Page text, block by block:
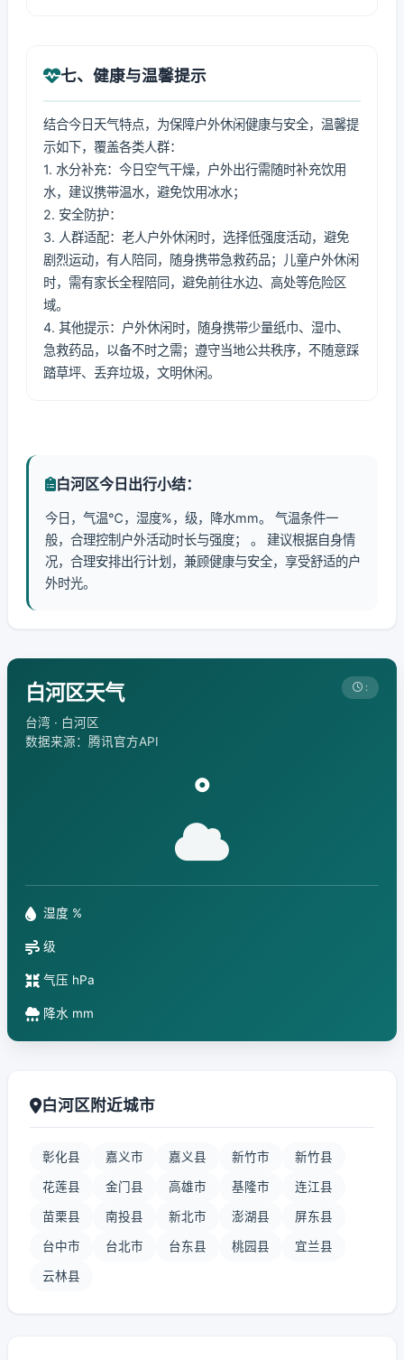
七、健康与温馨提示
结合今日天气特点，为保障户外休闲健康与安全，温馨提
示如下，覆盖各类人群：
1. 水分补充：今日空气干燥，户外出行需随时补充饮用
水，建议携带温水，避免饮用冰水；
2. 安全防护：
3. 人群适配：老人户外休闲时，选择低强度活动，避免
剧烈运动，有人陪同，随身携带急救药品；儿童户外休闲
时，需有家长全程陪同，避免前往水边、高处等危险区
域。
4. 其他提示：户外休闲时，随身携带少量纸巾、湿巾、
急救药品，以备不时之需；遵守当地公共秩序，不随意踩
踏草坪、丢弃垃圾，文明休闲。
白河区今日出行小结：
今日，气温℃，湿度%，级，降水mm。 气温条件一
般，合理控制户外活动时长与强度； 。 建议根据自身情
况，合理安排出行计划，兼顾健康与安全，享受舒适的户
外时光。
白河区天气
台湾 · 白河区
数据来源：腾讯官方API
:
°
湿度 %
级
气压 hPa
降水 mm
白河区附近城市
彰化县 嘉义市 嘉义县 新竹市 新竹县
花莲县 金门县 高雄市 基隆市 连江县
苗栗县 南投县 新北市 澎湖县 屏东县
台中市 台北市 台东县 桃园县 宜兰县
云林县